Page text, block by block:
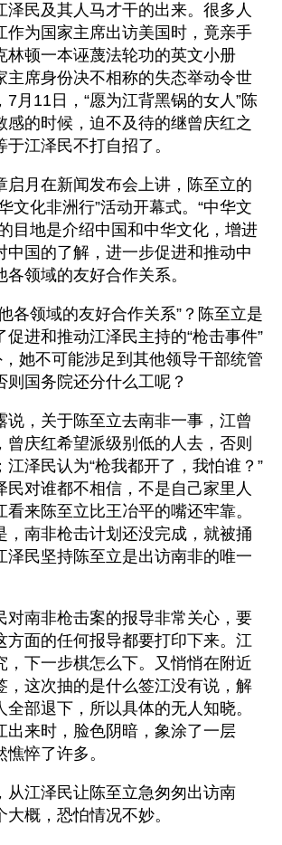
泽民及其人马才干的出来。很多人
作为国家主席出访美国时，竟亲手
林顿一本诬蔑法轮功的英文小册
主席身份决不相称的失态举动令世
7月11日，“愿为江背黑锅的女人”陈
感的时候，迫不及待的继曾庆红之
于江泽民不打自招了。
启月在新闻发布会上讲，陈至立的
文化非洲行”活动开幕式。“中华文
目地是介绍中国和中华文化，增进
中国的了解，进一步促进和推动中
领域的友好合作关系。
各领域的友好合作关系”？陈至立是
促进和推动江泽民主持的“枪击事件”
，她不可能涉足到其他领导干部统管
则国务院还分什么工呢？
说，关于陈至立去南非一事，江曾
曾庆红希望派级别低的人去，否则
江泽民认为“枪我都开了，我怕谁？”
民对谁都不相信，不是自己家里人
来陈至立比王冶平的嘴还牢靠。
，南非枪击计划还没完成，就被捅
泽民坚持陈至立是出访南非的唯一
对南非枪击案的报导非常关心，要
方面的任何报导都要打印下来。江
，下一步棋怎么下。又悄悄在附近
，这次抽的是什么签江没有说，解
部退下，所以具体的无人知晓。
出来时，脸色阴暗，象涂了一层
悴了许多。
从江泽民让陈至立急匆匆出访南
概，恐怕情况不妙。